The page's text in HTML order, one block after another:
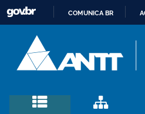
COMUNICA BR